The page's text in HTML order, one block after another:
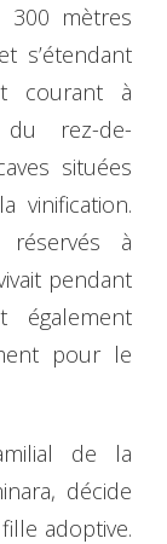
300 mètres
s’étendant
courant à
rez-de-
situées
vinification.
réservés à
pendant
également
pour le
de la
décide
adoptive.